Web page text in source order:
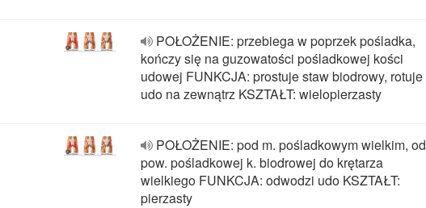
POŁOŻENIE: przebiega w poprzek pośladka,
kończy się na guzowatości pośladkowej kości
udowej FUNKCJA: prostuje staw biodrowy, rotuje
udo na zewnątrz KSZTAŁT: wielopierzasty
POŁOŻENIE: pod m. pośladkowym wielkim, od
pow. pośladkowej k. biodrowej do krętarza
wielkiego FUNKCJA: odwodzi udo KSZTAŁT:
pierzasty